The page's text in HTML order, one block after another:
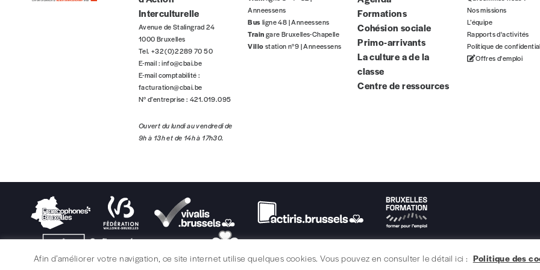
Les mots de passe ne
1 an = 5 numéros
/an
*Prix indicatif, frais de port inclus
5€*
*Prix indicatif, frais de port inclus
Je m'abonne à l'Imag
Format papier (livraison uniquement en Belgique)
Je commande au numéro
Édition papier (livraison en Belgique uniquement)
Interculturelle
Avenue de Stalingrad 24
1000 Bruxelles
Tel. +32 (0)2 289 70 50
E-mail :info@cbai.be
E-mail comptabilité :
facturation@cbai.be
N° d’entreprise : 421.019.095
Ouvert du lundi au vendredi de
9h à 13h et de 14h à 17h30.
Anneessens
Busligne 48 | Anneessens
Traingare Bruxelles-Chapelle
Villostation n°9 | Anneessens
Formations
Cohésion sociale
Primo-arrivants
La culture a de la
classe
Centre de ressources
Nos missions
L’équipe
Rapports d'activités
Politique de
Offres d'emploi
Afin d’améliorer votre navigation, ce site internet utilise quelques cookies. Vous pouvez en consulter le détail ici : Politique des